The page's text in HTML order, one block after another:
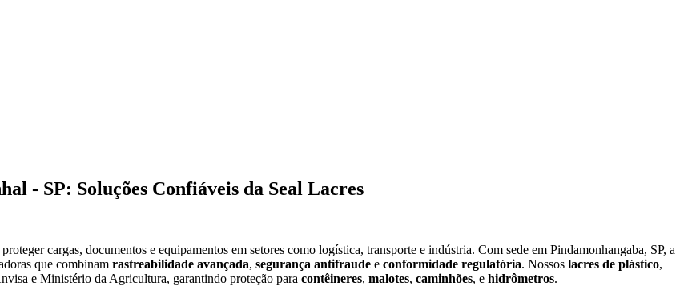
- SP: Soluções Confiáveis da Seal Lacres
cargas, documentos e equipamentos em setores como logística, transporte e indústria. Com sede em Pindamonhangaba, SP, a
que combinam rastreabilidade avançada, segurança antifraude e conformidade regulatória. Nossos lacres de plástico,
e Ministério da Agricultura, garantindo proteção para contêineres, malotes, caminhões, e hidrômetros.